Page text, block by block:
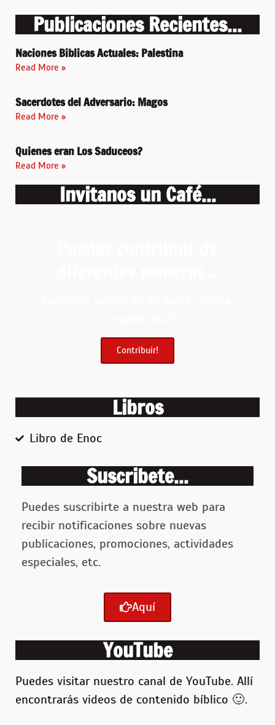
Publicaciones Recientes...
Naciones Biblicas Actuales: Palestina
Read More »
Sacerdotes del Adversario: Magos
Read More »
Quienes eran Los Saduceos?
Read More »
Invitanos un Café...
Contribuir!
APOYAR $ Libros
Libro de Enoc
Suscribete...
Puedes suscribirte a nuestra web para
recibir notificaciones sobre nuevas
publicaciones, promociones, actividades
especiales, etc.
Aquí
YouTube
Puedes visitar nuestro canal de YouTube. Allí
encontrarás videos de contenido bíblico 🙂 .